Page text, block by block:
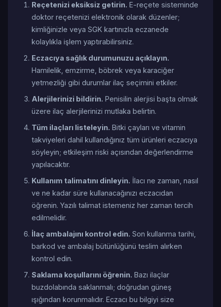
Reçetenizi eksiksiz getirin. E-reçete sisteminde
doktor reçetenizi elektronik olarak düzenler;
kimliğinizle veya SGK kartınızla eczanede
kolaylıkla işlem yaptırabilirsiniz.
Eczacıya sağlık durumunuzu açıklayın.
Hamilelik, emzirme, böbrek veya karaciğer
yetmezliği gibi durumlar ilaç seçimini etkiler.
Alerjilerinizi bildirin. Penisilin alerjisi başta olmak
üzere ilaç alerjilerinizi mutlaka belirtin.
Tüm ilaçları listeleyin. Bitki çayları ve vitamin
takviyeleri dahil kullandığınız tüm ürünleri eczacıya
söyleyin; etkileşim riski açısından değerlendirme
yapılacaktır.
Kullanım talimatını dinleyin. İlacı ne zaman, nasıl
ve ne kadar süre kullanacağınızı eczacıdan
öğrenin. Yazılı talimat istemeniz her zaman tercih
edilmelidir.
İlaç ambalajını kontrol edin. Son kullanma tarihi,
barkod ve ambalaj bütünlüğünü teslim alırken
kontrol edin.
Saklama koşullarını öğrenin. Bazı ilaçlar
buzdolabında saklanmalı; doğrudan güneş
ışığından korunmalıdır. Eczacı bu bilgiyi size